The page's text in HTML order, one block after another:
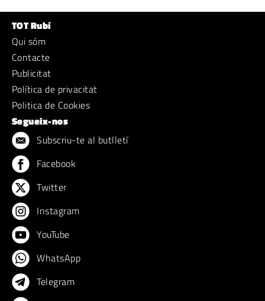
TOT Rubí
Qui sóm
Contacte
Publicitat
Política de privacitat
Politica de Cookies
Segueix-nos
Subscriu-te al butlletí
Facebook
Twitter
Instagram
YouTube
WhatsApp
Telegram